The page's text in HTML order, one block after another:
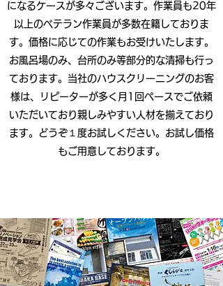
になるケースが多々ございます。作業員も20年
以上のベテラン作業員が多数在籍しておりま
す。価格に応じての作業もお受けいたします。
お風呂場のみ、台所のみ等部分的な清掃も行っ
ております。当社のハウスクリーニングのお客
様は、リピーターが多く月1回ペースでご依頼
いただいており親しみやすい人材を揃えており
ます。どうぞ１度お試しください。お試し価格
もご用意しております。